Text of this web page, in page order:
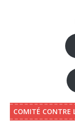
COMITÉ CONTRE